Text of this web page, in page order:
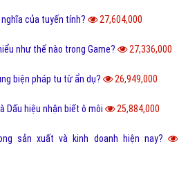
của tuyến tính? 27,604,000
như thế nào trong Game? 27,336,000
biện pháp tu từ ẩn dụ? 26,949,000
Dấu hiệu nhận biết ô môi 25,884,000
sản xuất và kinh doanh hiện nay?